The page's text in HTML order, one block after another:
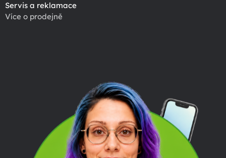
Servis a reklamace
Více o prodejně